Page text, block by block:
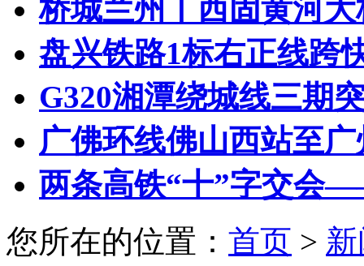
桥城兰州丨西固黄河
盘兴铁路1标右正线跨
G320湘潭绕城线三期
广佛环线佛山西站至
两条高铁“十”字交会
您所在的位置： 首页 >